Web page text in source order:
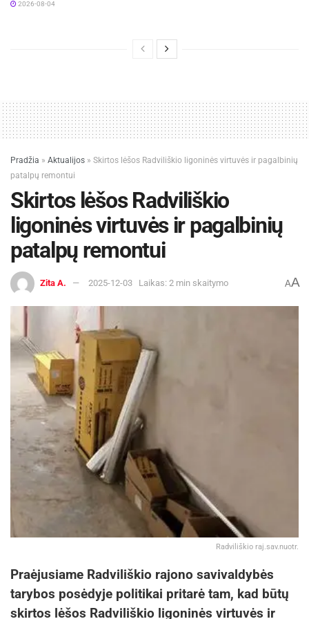
2026-08-04
Pradžia » Aktualijos » Skirtos lėšos Radviliškio ligoninės virtuvės ir pagalbinių
patalpų remontui
Skirtos lėšos Radviliškio
ligoninės virtuvės ir pagalbinių
patalpų remontui
Zita A. 2025-12-03 Laikas: 2 min skaitymo AA
Radviliškio raj.sav.nuotr.
Praėjusiame Radviliškio rajono savivaldybės
tarybos posėdyje politikai pritarė tam, kad būtų
skirtos lėšos Radviliškio ligoninės virtuvės ir